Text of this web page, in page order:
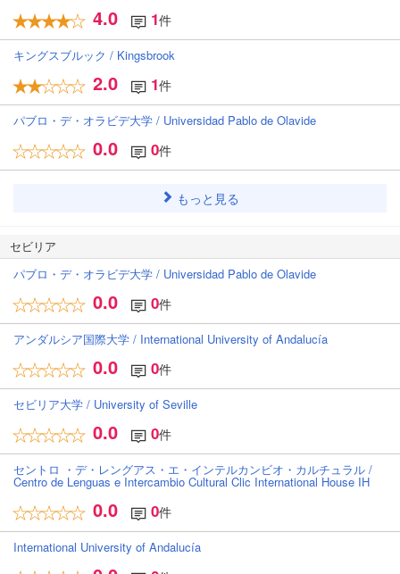
4.0 1件
キングスブルック / Kingsbrook
2.0 1件
パブロ・デ・オラビデ大学 / Universidad Pablo de Olavide
0.0 0件
もっと見る
セビリア
パブロ・デ・オラビデ大学 / Universidad Pablo de Olavide
0.0 0件
アンダルシア国際大学 / International University of Andalucía
0.0 0件
セビリア大学 / University of Seville
0.0 0件
セントロ ・デ・レングアス・エ・インテルカンビオ・カルチュラル /
Centro de Lenguas e Intercambio Cultural Clic International House IH
0.0 0件
International University of Andalucía